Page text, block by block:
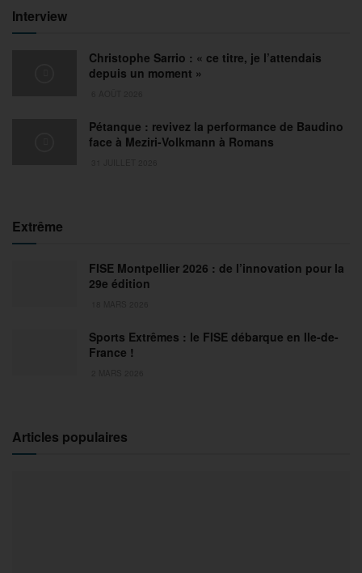
Interview
Christophe Sarrio : « ce titre, je l’attendais
depuis un moment »
Pétanque : revivez la performance de Baudino
face à Meziri-Volkmann à Romans
Extrême
FISE Montpellier 2026 : de l’innovation pour la
29e édition
Sports Extrêmes : le FISE débarque en Ile-de-
France !
Articles populaires